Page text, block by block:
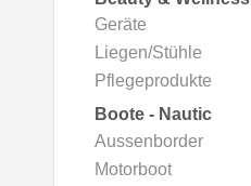
Geräte
Liegen/Stühle
Pflegeprodukte
Boote - Nautic
Aussenborder
Motorboot